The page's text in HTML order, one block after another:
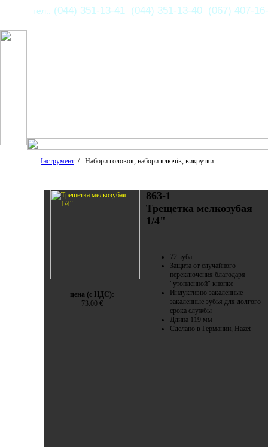
тел.: (044) 351-13-41 (044) 351-13-40 (067) 407-
Інструмент / Набори головок, набори ключів, викрутки
цена (с НДС):
73.00 €
863-1
Трещетка мелкозубая
1/4"
72 зуба
Защита от случайного
переключения благодаря
"утопленной" кнопке
Индуктивно закаленные
закаленные зубья для долгого
срока службы
Длина 119 мм
Сделано в Германии, Hazet